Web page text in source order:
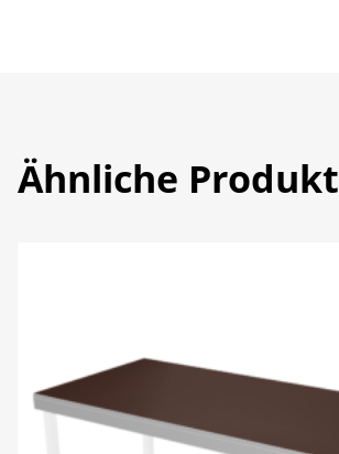
Ähnliche